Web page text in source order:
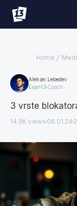
Home
Aleksei Lebedev
Exan13 Coach
3 vrste
14.9K views 06.01.24